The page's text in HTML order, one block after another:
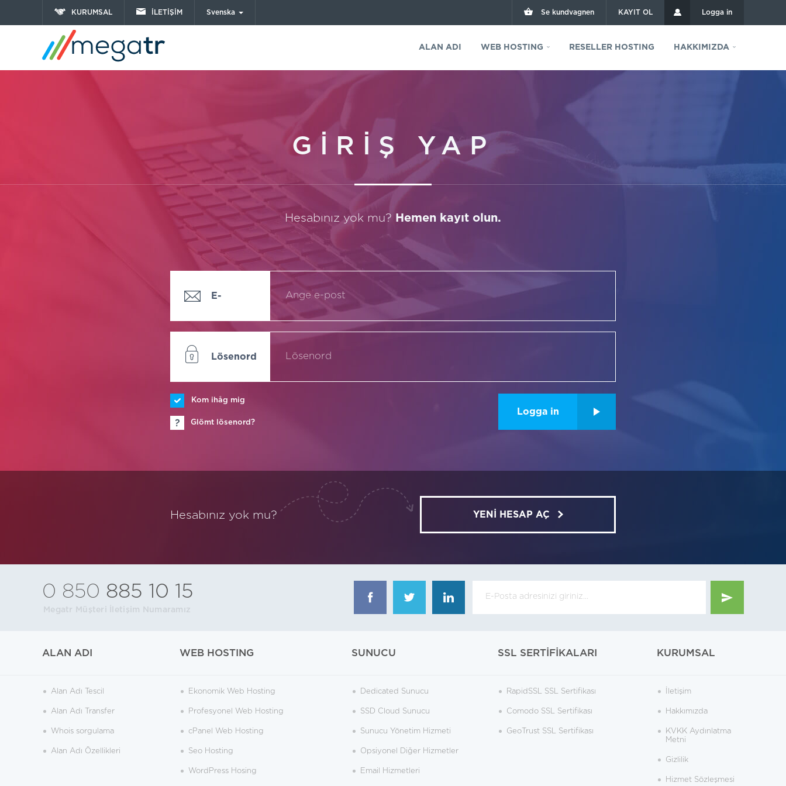
KURUMSAL İLETİŞİM Svenska Se kundvagnen KAYIT OL Logga in
ALAN ADI WEB HOSTING RESELLER HOSTING HAKKIMIZDA
GİRİŞ YAP
Hesabınız yok mu? Hemen kayıt olun.
E-
Lösenord
Kom ihåg mig
Glömt lösenord?
Logga in
Hesabınız yok mu? YENİ HESAP AÇ
0 850 885 10 15
Megatr Müşteri İletişim Numaramız
ALAN ADI
Alan Adı Tescil
Alan Adı Transfer
Whois sorgulama
Alan Adı Özellikleri
WEB HOSTING
Ekonomik Web Hosting
Profesyonel Web Hosting
cPanel Web Hosting
Seo Hosting
WordPress Hosing
SUNUCU
Dedicated Sunucu
SSD Cloud Sunucu
Sunucu Yönetim Hizmeti
Opsiyonel Diğer Hizmetler
Email Hizmetleri
SSL SERTİFİKALARI
RapidSSL SSL Sertifikası
Comodo SSL Sertifikası
GeoTrust SSL Sertifikası
KURUMSAL
İletişim
Hakkımızda
KVKK Aydınlatma
Metni
Gizlilik
Hizmet Sözleşmesi